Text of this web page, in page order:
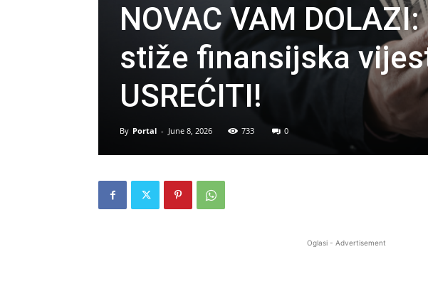
NOVAC VAM
stiže finansijska
USREĆITI!
By Portal - June 8, 2026 733 0
Oglasi - Advertisement